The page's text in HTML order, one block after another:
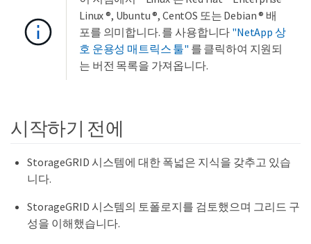
Linux ®, Ubuntu ®, CentOS 또는 Debian ® 배
포를 의미합니다. 를 사용합니다 "NetApp 상
호 운용성 매트릭스 툴" 를 클릭하여 지원되
는 버전 목록을 가져옵니다.
시작하기 전에
StorageGRID 시스템에 대한 폭넓은 지식을 갖추고 있습
니다.
StorageGRID 시스템의 토폴로지를 검토했으며 그리드 구
성을 이해했습니다.